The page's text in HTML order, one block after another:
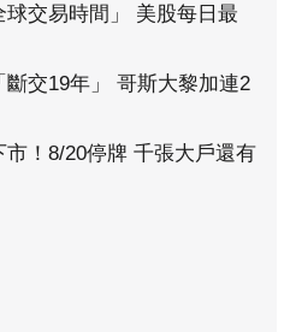
交易時間」 美股每日最
哥斯大黎加連2
市！8/20停牌 千張大戶還有